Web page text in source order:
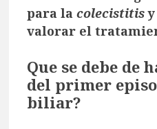
para la colecistitisy
valorar el
Que se debe de
del primer
biliar?